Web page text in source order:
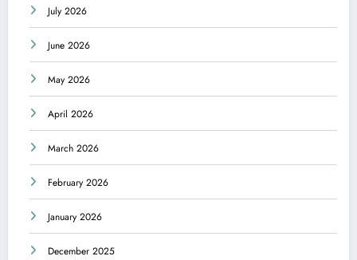
July 2026
June 2026
May 2026
April 2026
March 2026
February 2026
January 2026
December 2025